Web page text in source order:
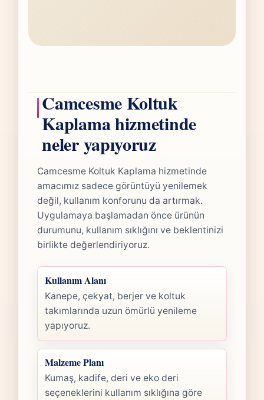
Camcesme Koltuk
Kaplama hizmetinde
neler yapıyoruz
Camcesme Koltuk Kaplama hizmetinde
amacımız sadece görüntüyü yenilemek
değil, kullanım konforunu da artırmak.
Uygulamaya başlamadan önce ürünün
durumunu, kullanım sıklığını ve beklentinizi
birlikte değerlendiriyoruz.
Kullanım Alanı
Kanepe, çekyat, berjer ve koltuk
takımlarında uzun ömürlü yenileme
yapıyoruz.
Malzeme Planı
Kumaş, kadife, deri ve eko deri
seçeneklerini kullanım sıklığına göre